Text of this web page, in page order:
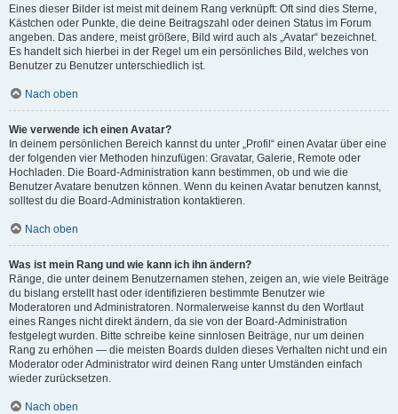
Eines dieser Bilder ist meist mit deinem Rang verknüpft: Oft sind dies Sterne,
Kästchen oder Punkte, die deine Beitragszahl oder deinen Status im Forum
angeben. Das andere, meist größere, Bild wird auch als „Avatar“ bezeichnet.
Es handelt sich hierbei in der Regel um ein persönliches Bild, welches von
Benutzer zu Benutzer unterschiedlich ist.
Nach oben
Wie verwende ich einen Avatar?
In deinem persönlichen Bereich kannst du unter „Profil“ einen Avatar über eine
der folgenden vier Methoden hinzufügen: Gravatar, Galerie, Remote oder
Hochladen. Die Board-Administration kann bestimmen, ob und wie die
Benutzer Avatare benutzen können. Wenn du keinen Avatar benutzen kannst,
solltest du die Board-Administration kontaktieren.
Nach oben
Was ist mein Rang und wie kann ich ihn ändern?
Ränge, die unter deinem Benutzernamen stehen, zeigen an, wie viele Beiträge
du bislang erstellt hast oder identifizieren bestimmte Benutzer wie
Moderatoren und Administratoren. Normalerweise kannst du den Wortlaut
eines Ranges nicht direkt ändern, da sie von der Board-Administration
festgelegt wurden. Bitte schreibe keine sinnlosen Beiträge, nur um deinen
Rang zu erhöhen — die meisten Boards dulden dieses Verhalten nicht und ein
Moderator oder Administrator wird deinen Rang unter Umständen einfach
wieder zurücksetzen.
Nach oben